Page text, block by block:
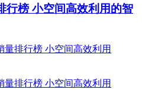
行榜 小空间高效利用的智